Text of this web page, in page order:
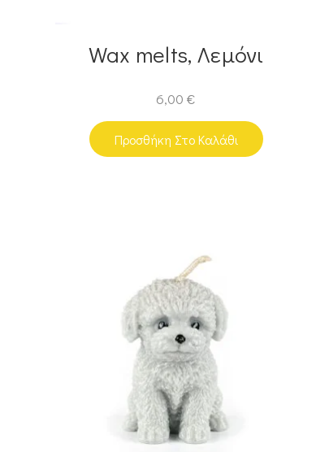
Wax melts, Λεμόνι
6,00€
Προσθήκη Στο Καλάθι